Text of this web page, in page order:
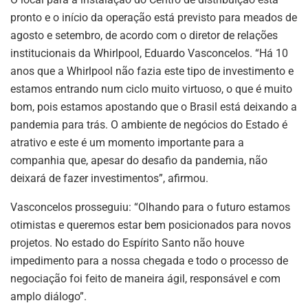
pronto e o início da operação está previsto para meados de
agosto e setembro, de acordo com o diretor de relações
institucionais da Whirlpool, Eduardo Vasconcelos. “Há 10
anos que a Whirlpool não fazia este tipo de investimento e
estamos entrando num ciclo muito virtuoso, o que é muito
bom, pois estamos apostando que o Brasil está deixando a
pandemia para trás. O ambiente de negócios do Estado é
atrativo e este é um momento importante para a
companhia que, apesar do desafio da pandemia, não
deixará de fazer investimentos”, afirmou.
Vasconcelos prosseguiu: “Olhando para o futuro estamos
otimistas e queremos estar bem posicionados para novos
projetos. No estado do Espírito Santo não houve
impedimento para a nossa chegada e todo o processo de
negociação foi feito de maneira ágil, responsável e com
amplo diálogo”.